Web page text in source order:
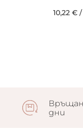
10,22 € /
дни